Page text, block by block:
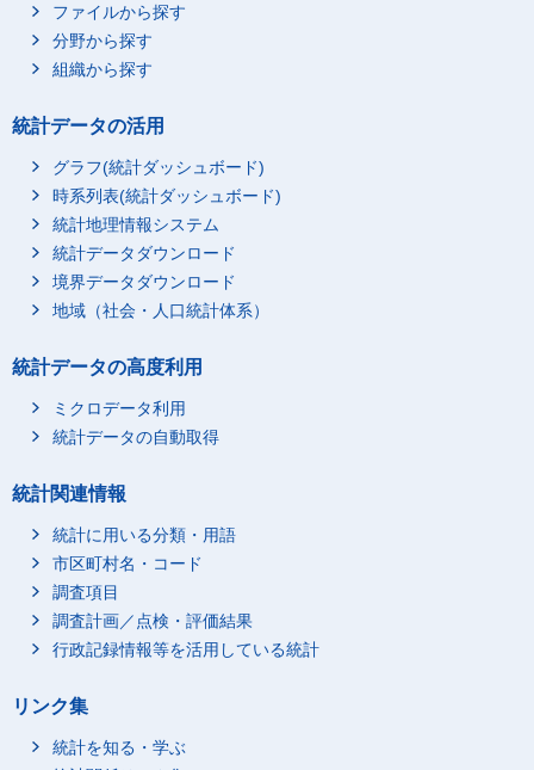
ファイルから探す
分野から探す
組織から探す
統計データの活用
グラフ(統計ダッシュボード)
時系列表(統計ダッシュボード)
統計地理情報システム
統計データダウンロード
境界データダウンロード
地域（社会・人口統計体系）
統計データの高度利用
ミクロデータ利用
統計データの自動取得
統計関連情報
統計に用いる分類・用語
市区町村名・コード
調査項目
調査計画／点検・評価結果
行政記録情報等を活用している統計
リンク集
統計を知る・学ぶ